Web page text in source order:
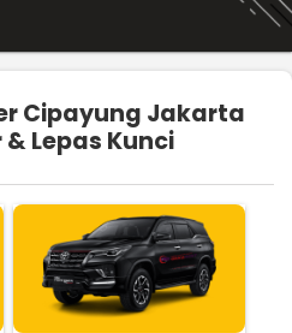
Cipayung Jakarta
Lepas Kunci